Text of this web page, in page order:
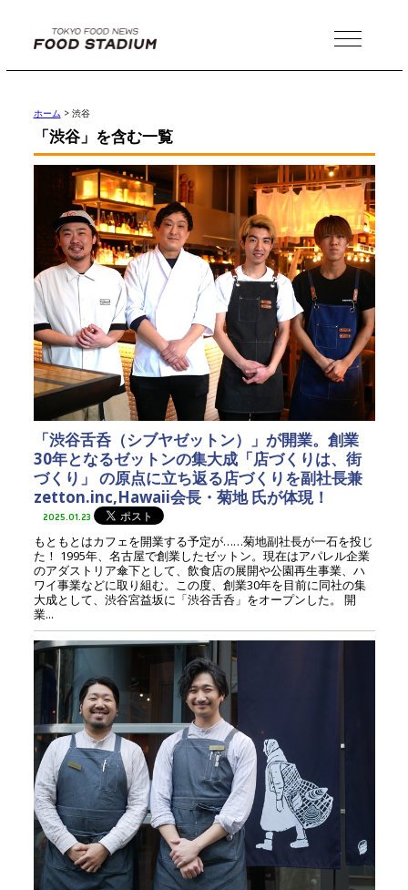
MENU
ホーム > 渋谷
「渋谷」を含む一覧
「渋谷舌呑（シブヤゼットン）」が開業。創業
30年となるゼットンの集大成「店づくりは、街
づくり」 の原点に立ち返る店づくりを副社長兼
zetton.inc,Hawaii会長・菊地 氏が体現！
2025.01.23
もともとはカフェを開業する予定が……菊地副社長が一石を投じ
た！ 1995年、名古屋で創業したゼットン。現在はアパレル企業
のアダストリア傘下として、飲食店の展開や公園再生事業、ハ
ワイ事業などに取り組む。この度、創業30年を目前に同社の集
大成として、渋谷宮益坂に「渋谷舌呑」をオープンした。 開
業...